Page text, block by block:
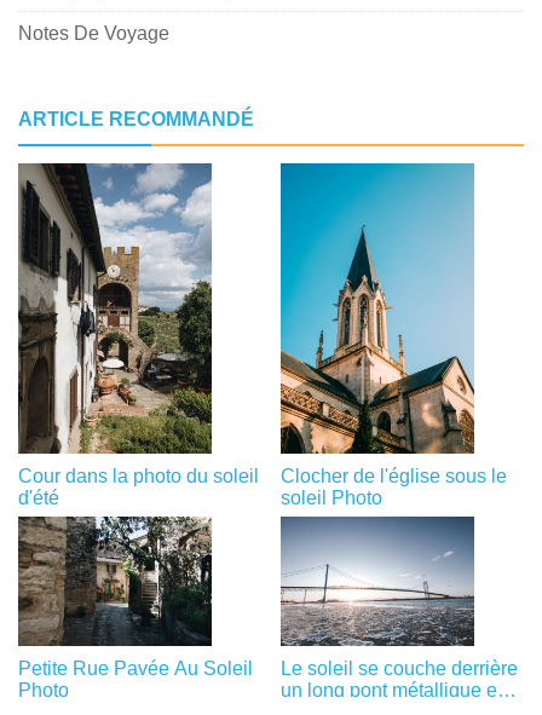
Notes De Voyage
ARTICLE RECOMMANDÉ
Cour dans la photo du soleil
d'été
Clocher de l'église sous le
soleil Photo
Petite Rue Pavée Au Soleil
Photo
Le soleil se couche derrière
un long pont métallique en